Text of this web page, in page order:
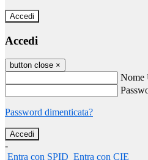
Accedi
Accedi
button close ×
Nome
Password dimenticata?
-
Entra con SPID Entra con CIE